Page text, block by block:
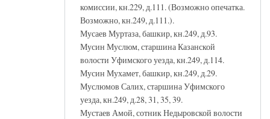
комиссии, кн.229, д.111. (Возможно опечатка.
Возможно, кн.249, д.111.).
Мусаев Муртаза, башкир, кн.249, д.93.
Мусин Муслюм, старшина Казанской
волости Уфимского уезда, кн.249, д.114.
Мусин Мухамет, башкир, кн.249, д.29.
Муслюмов Салих, старшина Уфимского
уезда, кн.249, д.28, 31, 35, 39.
Мустаев Амой, сотник Недыровской волости